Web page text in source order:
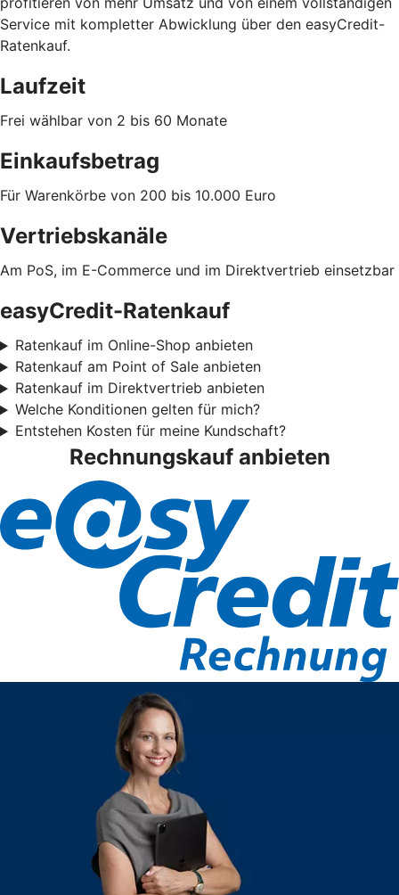
Service mit kompletter Abwicklung über den easyCredit-
Ratenkauf.
Laufzeit
Frei wählbar von 2 bis 60 Monate
Einkaufsbetrag
Für Warenkörbe von 200 bis 10.000 Euro
Vertriebskanäle
Am PoS, im E-Commerce und im Direktvertrieb einsetzbar
easyCredit-Ratenkauf
Ratenkauf im Online-Shop anbieten
Ratenkauf am Point of Sale anbieten
Ratenkauf im Direktvertrieb anbieten
Welche Konditionen gelten für mich?
Entstehen Kosten für meine Kundschaft?
Rechnungskauf anbieten